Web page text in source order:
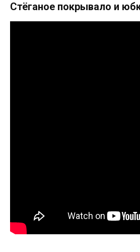
Стёганое покрывало и